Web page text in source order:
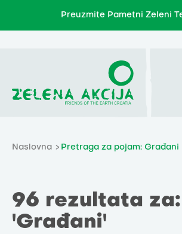
Preuzmite Pametni Zeleni
Naslovna Pretraga za pojam: Građani
96 rezultata za:
'Građani'